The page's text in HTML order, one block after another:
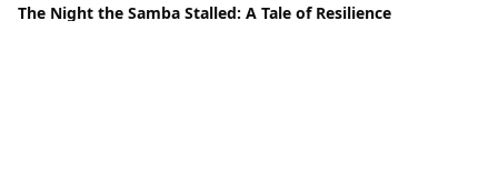
The Night the Samba Stalled: A Tale of Resilience